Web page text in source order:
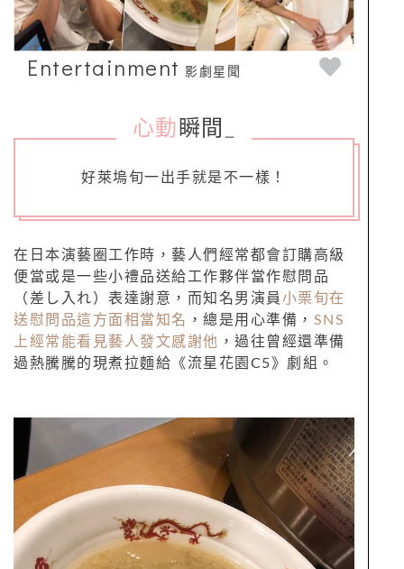
Entertainment 影劇星聞
心動 瞬間
好萊塢旬一出手就是不一樣！
在日本演藝圈工作時，藝人們經常都會訂購高級
便當或是一些小禮品送給工作夥伴當作慰問品
（差し入れ）表達謝意，而知名男演員 小栗旬在
送慰問品這方面相當知名 ，總是用心準備， SNS
上經常能看見藝人發文感謝他 ，過往曾經還準備
過熱騰騰的現煮拉麵給《流星花園C5》劇組。